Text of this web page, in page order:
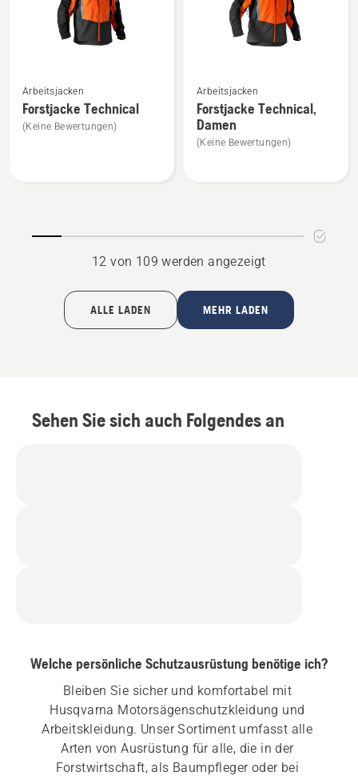
Details
zu
Forstjacke
Arbeitsjacken
Forstjacke Technical
(Keine Bewertungen)
Details
zu
Forstjacke
Technical,
Arbeitsjacken
Forstjacke Technical,
Damen
(Keine Bewertungen)
12 von 109 werden angezeigt
ALLE LADEN MEHR LADEN
Sehen Sie sich auch Folgendes an
Welche persönliche Schutzausrüstung benötige ich?
Bleiben Sie sicher und komfortabel mit
Husqvarna Motorsägenschutzkleidung und
Arbeitskleidung. Unser Sortiment umfasst alle
Arten von Ausrüstung für alle, die in der
Forstwirtschaft, als Baumpfleger oder bei